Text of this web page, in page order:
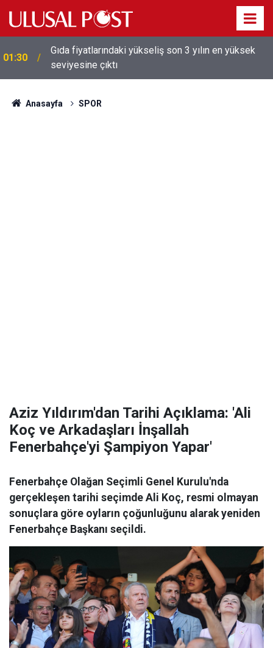
01:30
Gıda fiyatlarındaki yükseliş son 3 yılın en yüksek
01:26
Galatasaray'dan sekiz kişi hakkında savcılığa suç
duyurusu
Anasayfa SPOR
Aziz Yıldırım'dan Tarihi Açıklama: 'Ali
Koç ve Arkadaşları İnşallah
Fenerbahçe'yi Şampiyon Yapar'
Fenerbahçe Olağan Seçimli Genel Kurulu'nda
gerçekleşen tarihi seçimde Ali Koç, resmi olmayan
sonuçlara göre oyların çoğunluğunu alarak yeniden
Fenerbahçe Başkanı seçildi.